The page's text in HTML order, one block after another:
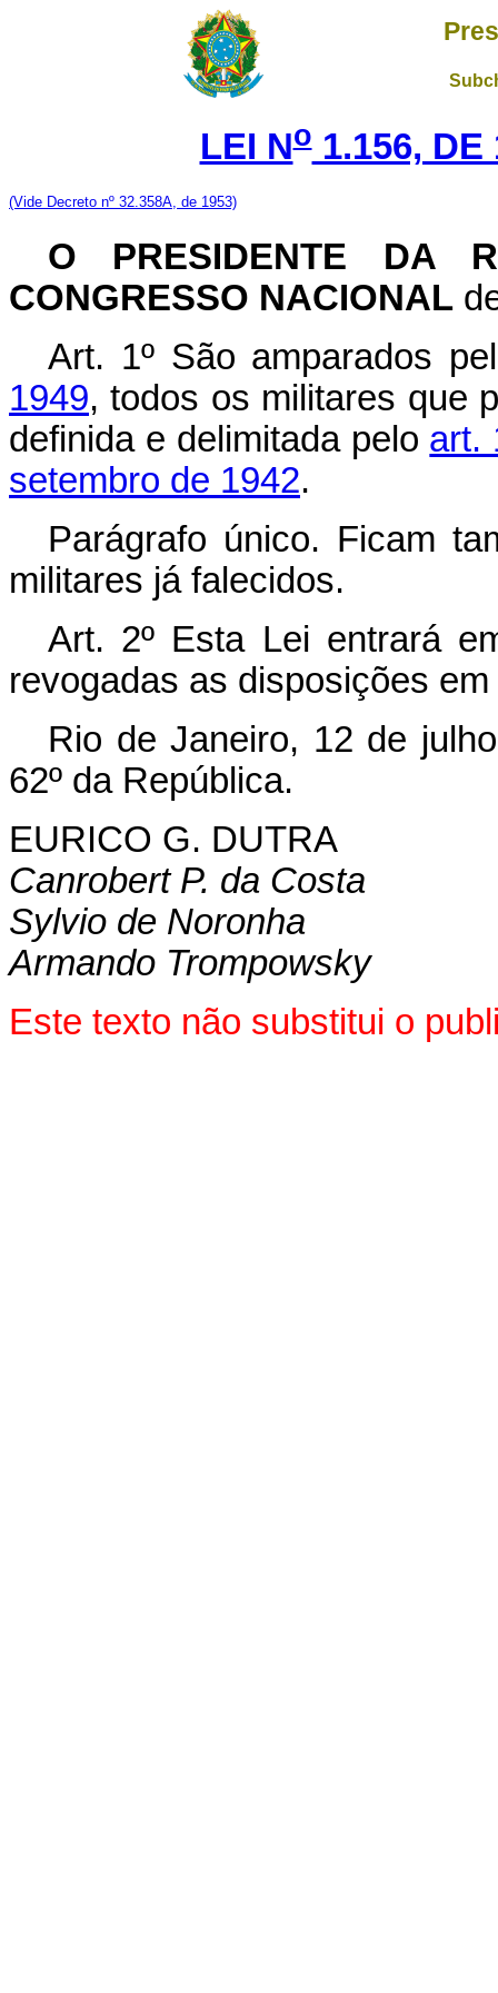
LEI No1.156, DE
(Vide Decreto nº 32.358A, de 1953)
O PRESIDENTE DA
CONGRESSO NACIONAL
Art. 1º São amparados
1949, todos os militares que
definida e delimitada pelo art.
setembro de 1942.
Parágrafo único. Ficam
militares já falecidos.
Art. 2º Esta Lei entrará
revogadas as disposições
Rio de Janeiro, 12 de
62º da República.
EURICO G. DUTRA
Canrobert P. da Costa
Sylvio de Noronha
Armando Trompowsky
Este texto não substitui o